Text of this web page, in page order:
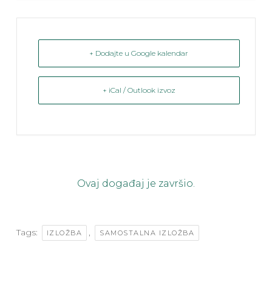
+ Dodajte u Google kalendar
+ iCal / Outlook izvoz
Ovaj događaj je završio.
Tags: IZLOŽBA , SAMOSTALNA IZLOŽBA